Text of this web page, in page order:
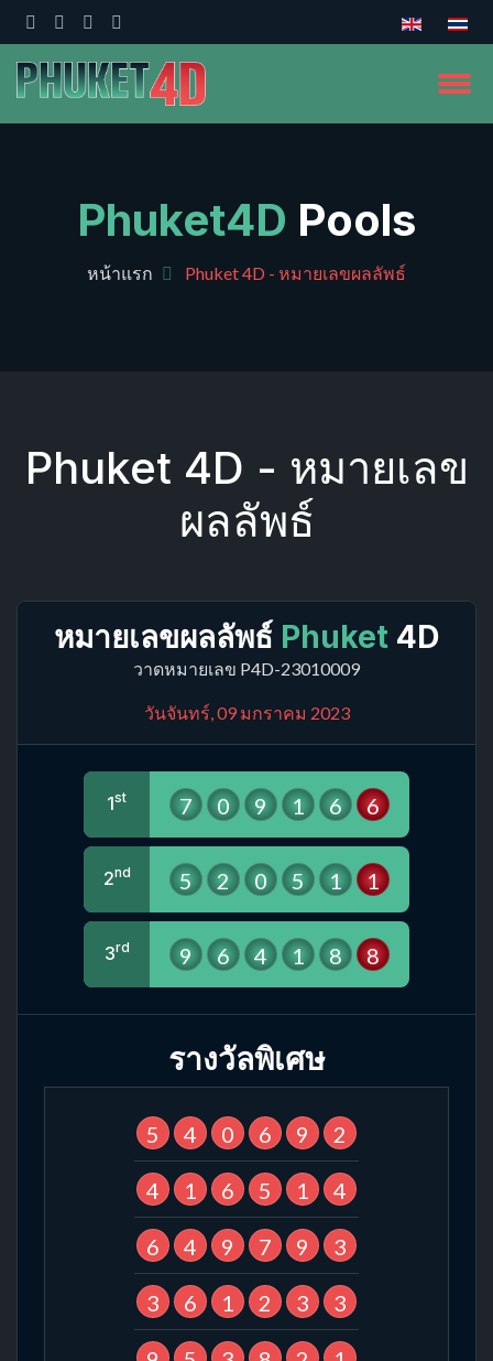
Phuket4D Pools
หน้าแรก Phuket 4D - หมายเลขผลลัพธ์
Phuket 4D - หมายเลข
ผลลัพธ์
หมายเลขผลลัพธ์ Phuket 4D
วาดหมายเลข P4D-23010009
วันจันทร์, 09 มกราคม 2023
1st 7 0 9 1 6 6
2nd 5 2 0 5 1 1
3rd 9 6 4 1 8 8
รางวัลพิเศษ
5 4 0 6 9 2
4 1 6 5 1 4
6 4 9 7 9 3
3 6 1 2 3 3